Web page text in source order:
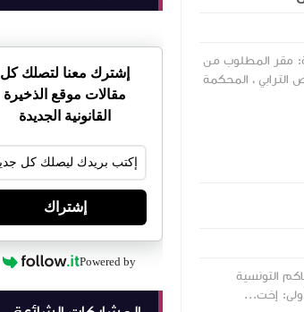
مقر المطلوب من
، المحكمة
التونسية
إخت...
إشترك معنا لتصلك كل
مقالات موقع الذخيرة
القانونية الجديدة
إشتراك
Powered by